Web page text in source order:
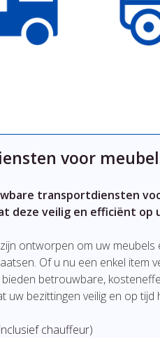
voor
transportdiensten
deze veilig en efficiënt op
ontworpen om uw meubels
Of u nu een enkel item
betrouwbare,
bezittingen veilig en op tijd
chauffeur)